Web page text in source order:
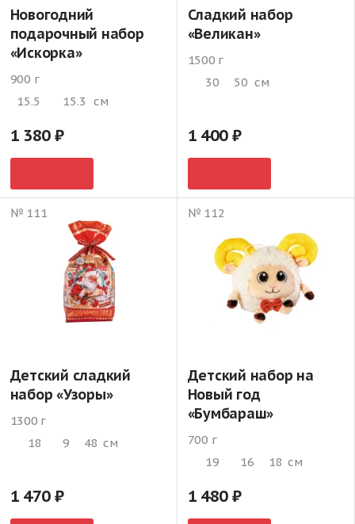
Новогодний
подарочный набор
«Искорка»
900 г
15.5
15.3 см
1 380
Сладкий набор
«Великан»
1500 г
30
50 см
1 400
№ 111
Детский сладкий
набор «Узоры»
1300 г
18
9 48 см
1 470
№ 112
Детский набор на
Новый год
«Бумбараш»
700 г
19
16 18 см
1 480